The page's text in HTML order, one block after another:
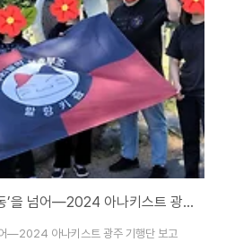
너희가 덧칠하는 ‘민주화운동’을 넘어―2024 아나키스트 광주 기행단 보고문
어―2024 아나키스트 광주 기행단 보고